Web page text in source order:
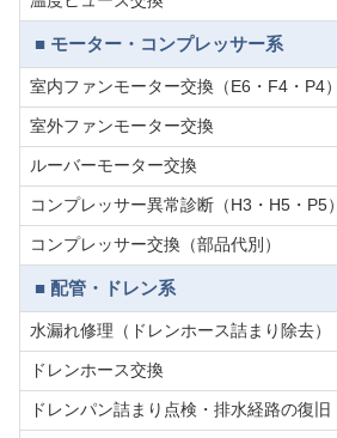
■ モーター・コンプレッサー系
室内ファンモーター交換（E6・F4・P4）
室外ファンモーター交換
ルーバーモーター交換
コンプレッサー異常診断（H3・H5・P5）
コンプレッサー交換（部品代別）
■ 配管・ドレン系
水漏れ修理（ドレンホース詰まり除去）
ドレンホース交換
ドレンパン詰まり点検・排水経路の復旧